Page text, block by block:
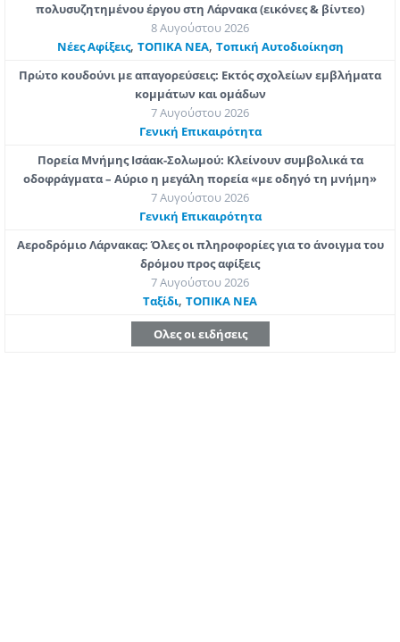
πολυσυζητημένου έργου στη Λάρνακα (εικόνες & βίντεο)
8 Αυγούστου 2026
Νέες Αφίξεις, ΤΟΠΙΚΑ ΝΕΑ, Τοπική Αυτοδιοίκηση
Πρώτο κουδούνι με απαγορεύσεις: Εκτός σχολείων εμβλήματα
κομμάτων και ομάδων
7 Αυγούστου 2026
Γενική Επικαιρότητα
Πορεία Μνήμης Ισάακ-Σολωμού: Κλείνουν συμβολικά τα
οδοφράγματα – Αύριο η μεγάλη πορεία «με οδηγό τη μνήμη»
7 Αυγούστου 2026
Γενική Επικαιρότητα
Αεροδρόμιο Λάρνακας: Όλες οι πληροφορίες για το άνοιγμα του
δρόμου προς αφίξεις
7 Αυγούστου 2026
Ταξίδι, ΤΟΠΙΚΑ ΝΕΑ
Ολες οι ειδήσεις